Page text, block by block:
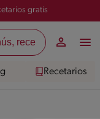
gratis
Recetarios